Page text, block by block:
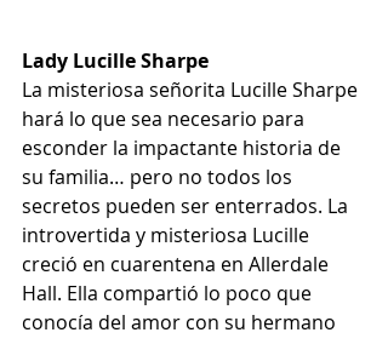
Lady Lucille Sharpe
La misteriosa señorita Lucille Sharpe
hará lo que sea necesario para
esconder la impactante historia de
su familia… pero no todos los
secretos pueden ser enterrados. La
introvertida y misteriosa Lucille
creció en cuarentena en Allerdale
Hall. Ella compartió lo poco que
conocía del amor con su hermano